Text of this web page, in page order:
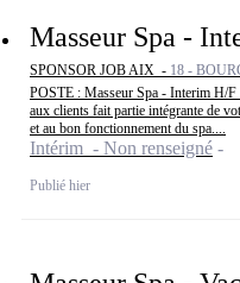
Masseur Spa -
SPONSOR JOB AIX - 18 -
POSTE : Masseur Spa - Interim H/
aux clients fait partie intégrante de
et au bon fonctionnement du spa....
Intérim - Non renseigné
Publié hier